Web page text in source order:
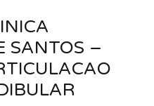
SANTOS –